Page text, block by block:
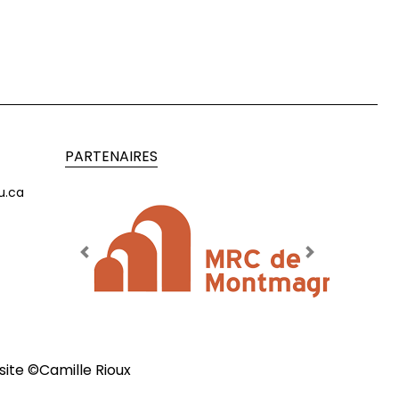
PARTENAIRES
Previous Next
©Camille Rioux